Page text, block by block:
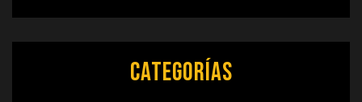
Categorías